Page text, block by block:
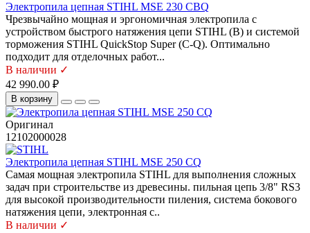
Электропила цепная STIHL MSE 230 CBQ
Чрезвычайно мощная и эргономичная электропила с
устройством быстрого натяжения цепи STIHL (B) и системой
торможения STIHL QuickStop Super (C-Q). Оптимально
подходит для отделочных работ...
В наличии ✓
42 990.00 ₽
В корзину
Оригинал
12102000028
Электропила цепная STIHL MSE 250 CQ
Самая мощная электропила STIHL для выполнения сложных
задач при строительстве из древесины. пильная цепь 3/8" RS3
для высокой производительности пиления, система бокового
натяжения цепи, электронная с..
В наличии ✓